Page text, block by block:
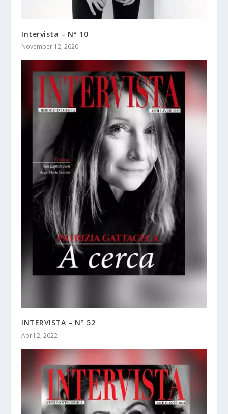
Intervista – N° 10
November 12, 2020
INTERVISTA – N° 52
April 2, 2022